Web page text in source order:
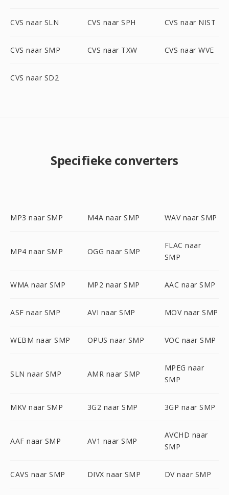
CVS naar SLN CVS naar SPH CVS naar NIST
CVS naar SMP CVS naar TXW CVS naar WVE
CVS naar SD2
Specifieke converters
MP3 naar SMP M4A naar SMP WAV naar SMP
MP4 naar SMP OGG naar SMP
FLAC naar
SMP
WMA naar SMP MP2 naar SMP AAC naar SMP
ASF naar SMP AVI naar SMP MOV naar SMP
WEBM naar SMP OPUS naar SMP VOC naar SMP
SLN naar SMP AMR naar SMP
MPEG naar
SMP
MKV naar SMP 3G2 naar SMP 3GP naar SMP
AAF naar SMP AV1 naar SMP
AVCHD naar
SMP
CAVS naar SMP DIVX naar SMP DV naar SMP